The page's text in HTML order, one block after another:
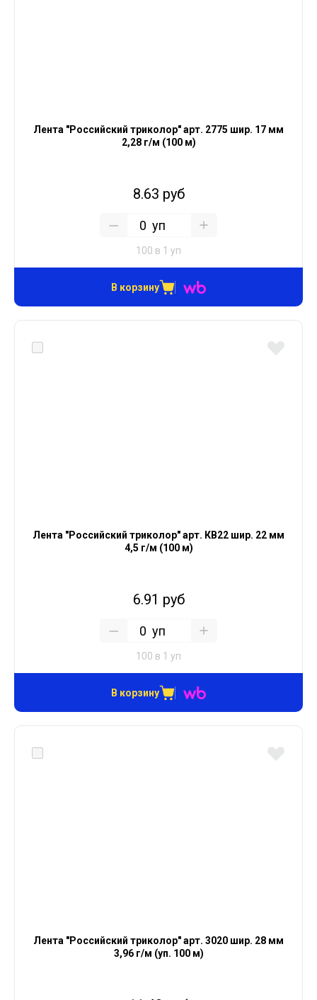
Лента "Российский триколор" арт. 2775 шир. 17 мм
2,28 г/м (100 м)
8.63 руб
уп
100 в 1 уп
В корзину
Лента "Российский триколор" арт. КВ22 шир. 22 мм
4,5 г/м (100 м)
6.91 руб
уп
100 в 1 уп
В корзину
Лента "Российский триколор" арт. 3020 шир. 28 мм
3,96 г/м (уп. 100 м)